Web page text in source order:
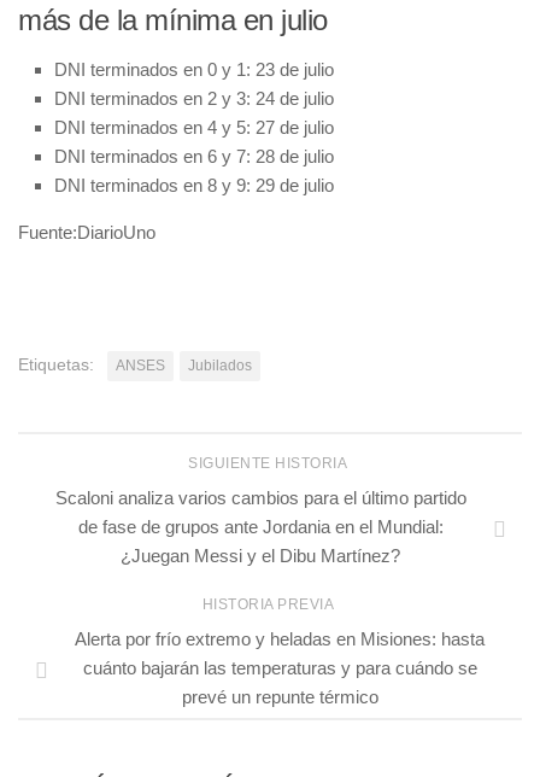
más de la mínima en julio
DNI terminados en 0 y 1: 23 de julio
DNI terminados en 2 y 3: 24 de julio
DNI terminados en 4 y 5: 27 de julio
DNI terminados en 6 y 7: 28 de julio
DNI terminados en 8 y 9: 29 de julio
Fuente:DiarioUno
Etiquetas: ANSES Jubilados
SIGUIENTE HISTORIA
Scaloni analiza varios cambios para el último partido
de fase de grupos ante Jordania en el Mundial:
¿Juegan Messi y el Dibu Martínez?
HISTORIA PREVIA
Alerta por frío extremo y heladas en Misiones: hasta
cuánto bajarán las temperaturas y para cuándo se
prevé un repunte térmico